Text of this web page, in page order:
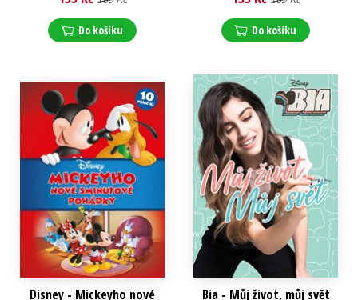
Do košíku Do košíku
Disney - Mickeyho nové Bia - Můj život, můj svět